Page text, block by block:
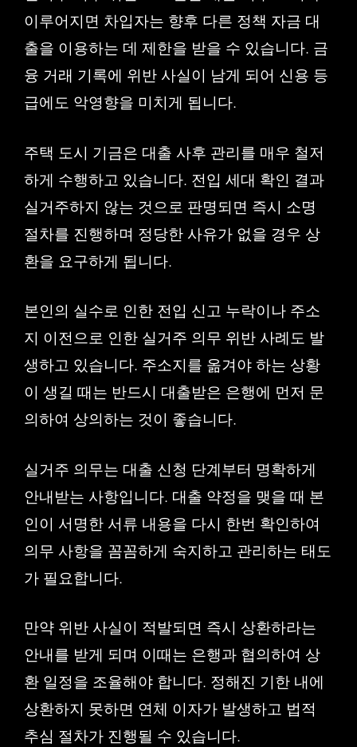
이루어지면 차입자는 향후 다른 정책 자금 대
출을 이용하는 데 제한을 받을 수 있습니다. 금
융 거래 기록에 위반 사실이 남게 되어 신용 등
급에도 악영향을 미치게 됩니다.
주택 도시 기금은 대출 사후 관리를 매우 철저
하게 수행하고 있습니다. 전입 세대 확인 결과
실거주하지 않는 것으로 판명되면 즉시 소명
절차를 진행하며 정당한 사유가 없을 경우 상
환을 요구하게 됩니다.
본인의 실수로 인한 전입 신고 누락이나 주소
지 이전으로 인한 실거주 의무 위반 사례도 발
생하고 있습니다. 주소지를 옮겨야 하는 상황
이 생길 때는 반드시 대출받은 은행에 먼저 문
의하여 상의하는 것이 좋습니다.
실거주 의무는 대출 신청 단계부터 명확하게
안내받는 사항입니다. 대출 약정을 맺을 때 본
인이 서명한 서류 내용을 다시 한번 확인하여
의무 사항을 꼼꼼하게 숙지하고 관리하는 태도
가 필요합니다.
만약 위반 사실이 적발되면 즉시 상환하라는
안내를 받게 되며 이때는 은행과 협의하여 상
환 일정을 조율해야 합니다. 정해진 기한 내에
상환하지 못하면 연체 이자가 발생하고 법적
추심 절차가 진행될 수 있습니다.